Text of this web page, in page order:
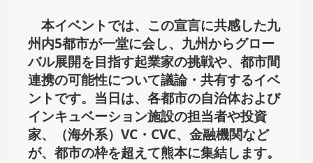
本イベントでは、この宣言に共感した九
州内5都市が一堂に会し、九州からグロー
バル展開を目指す起業家の挑戦や、都市間
連携の可能性について議論・共有するイベ
ントです。当日は、各都市の自治体および
インキュベーション施設の担当者や投資
家、（海外系）VC・CVC、金融機関など
が、都市の枠を超えて熊本に集結します。